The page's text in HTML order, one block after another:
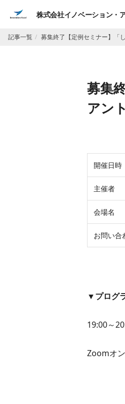
株式会社イノベーション・
記事一覧 募集終了【定例セミナー】「
募集
アン
開催日時
主催者
会場名
お問い合
▼プログ
19:00～
Zoomオ